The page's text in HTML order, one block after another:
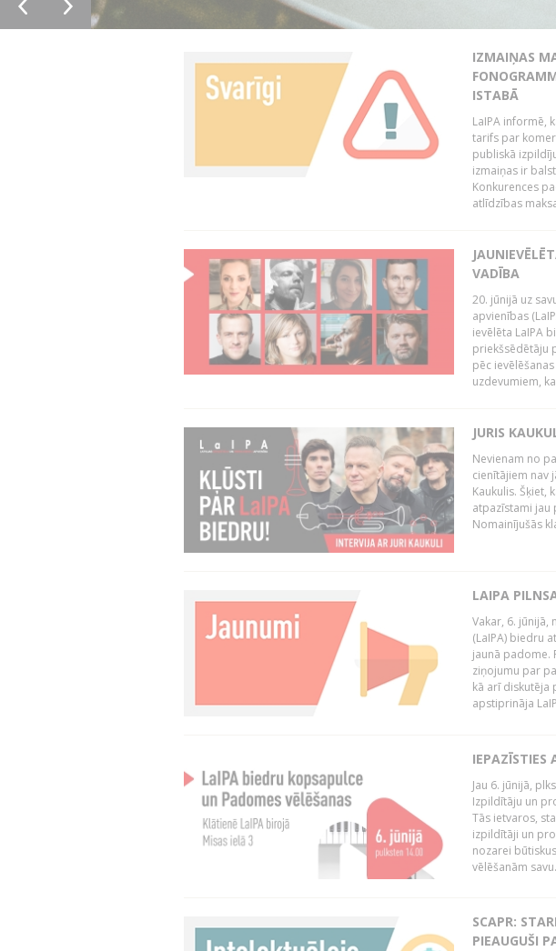
IZMAIŅAS
ISTABĀ
LaIPA informē,
tarifs par
publiskā
izmaiņas ir
Konkurences
atlīdzības
VADĪBA
20. jūnijā uz
apvienības
ievēlēta LaIPA
priekšsēdētāju
pēc
uzdevumiem,
JURIS
Nevienam no
cienītājiem nav
Kaukulis. Šķiet,
atpazīstami jau
Nomainījušās
LAIPA
Vakar, 6.
(LaIPA) biedru
jaunā padome.
ziņojumu par
kā arī diskutēja
apstiprināja
IEPAZĪSTIES
Jau 6. jūnijā,
Izpildītāju un
Tās ietvaros,
izpildītāji un
nozarei
vēlēšanām
SCAPR:
PIEAUGUŠI